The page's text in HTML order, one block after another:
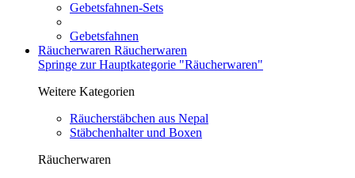
Gebetsfahnen-Sets
Gebetsfahnen
Räucherwaren Räucherwaren
Springe zur Hauptkategorie "Räucherwaren"
Weitere Kategorien
Räucherstäbchen aus Nepal
Stäbchenhalter und Boxen
Räucherwaren